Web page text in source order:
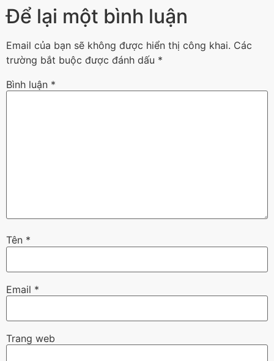
Để lại một bình luận
Email của bạn sẽ không được hiển thị công khai. Các
trường bắt buộc được đánh dấu *
Bình luận *
Tên *
Email *
Trang web